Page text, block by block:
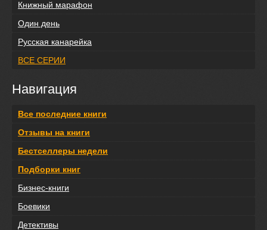
Книжный марафон
Один день
Русская канарейка
ВСЕ СЕРИИ
Навигация
Все последние книги
Отзывы на книги
Бестселлеры недели
Подборки книг
Бизнес-книги
Боевики
Детективы